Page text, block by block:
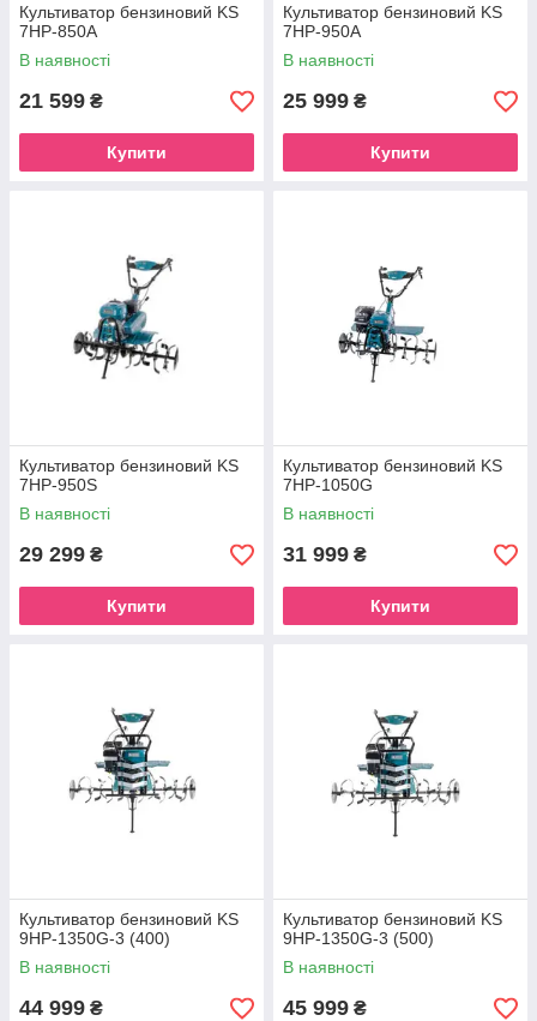
Культиватор бензиновий KS
7HP-850A
В наявності
21 599 ₴
Купити
Культиватор бензиновий KS
7HP-950A
В наявності
25 999 ₴
Купити
Культиватор бензиновий KS
7HP-950S
В наявності
29 299 ₴
Купити
Культиватор бензиновий KS
7HP-1050G
В наявності
31 999 ₴
Купити
Культиватор бензиновий KS
9HP-1350G-3 (400)
В наявності
44 999 ₴
Культиватор бензиновий KS
9HP-1350G-3 (500)
В наявності
45 999 ₴